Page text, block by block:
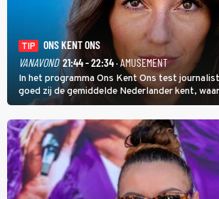
TIP
ONS KENT ONS
VANAVOND 21:44 - 22:34· AMUSEMENT
In het programma Ons Kent Ons test
goed zij de gemiddelde Nederlander kent,
hoofdredacteur van modebladen Glamour en
rapper Keizer opneemt tegen Edson da Graça
Huijbregts.